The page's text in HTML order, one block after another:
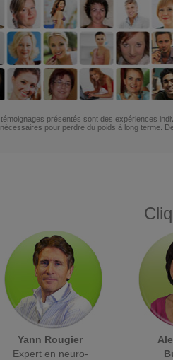
présentés sont des expériences
pour perdre du poids à long terme.
Yann Rougier
Expert en neuro-